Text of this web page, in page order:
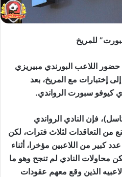
للمريخ
اللاعب البورندي مبيريزي
إختبارات مع المريخ، بعد
كيوفو سبورت الرواندي.
فإن النادي الرواندي
من التعاقدات لثلاث فترات، لكن
كبير من اللاعبين مؤخرا، أثناء
محاولات النادي لم تنجح وهو ما
الذين وقع معهم عقودات